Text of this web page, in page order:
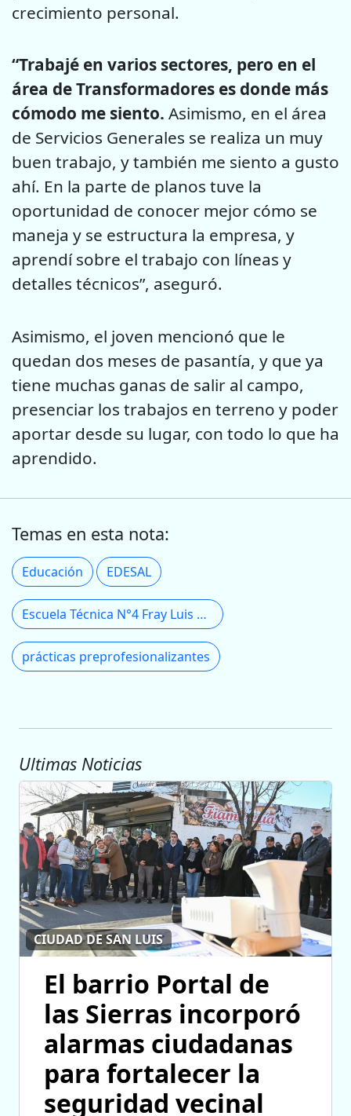
crecimiento personal.
“Trabajé en varios sectores, pero en el
área de Transformadores es donde más
cómodo me siento. Asimismo, en el área
de Servicios Generales se realiza un muy
buen trabajo, y también me siento a gusto
ahí. En la parte de planos tuve la
oportunidad de conocer mejor cómo se
maneja y se estructura la empresa, y
aprendí sobre el trabajo con líneas y
detalles técnicos”, aseguró.
Asimismo, el joven mencionó que le
quedan dos meses de pasantía, y que ya
tiene muchas ganas de salir al campo,
presenciar los trabajos en terreno y poder
aportar desde su lugar, con todo lo que ha
aprendido.
Temas en esta nota:
Educación EDESAL
Escuela Técnica N°4 Fray Luis Beltrán
prácticas preprofesionalizantes
Ultimas Noticias
CIUDAD DE SAN LUIS
El barrio Portal de
las Sierras incorporó
alarmas ciudadanas
para fortalecer la
seguridad vecinal